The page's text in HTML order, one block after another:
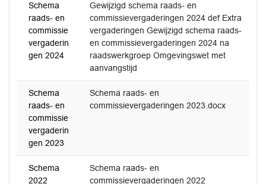
Schema
raads- en
commissie
vergaderin
gen 2024
Gewijzigd schema raads- en
commissievergaderingen 2024 def Extra
vergaderingen Gewijzigd schema raads-
en commissievergaderingen 2024 na
raadswerkgroep Omgevingswet met
aanvangstijd
Schema
raads- en
commissie
vergaderin
gen 2023
Schema raads- en
commissievergaderingen 2023.docx
Schema
2022
Schema raads- en
commissievergaderingen 2022